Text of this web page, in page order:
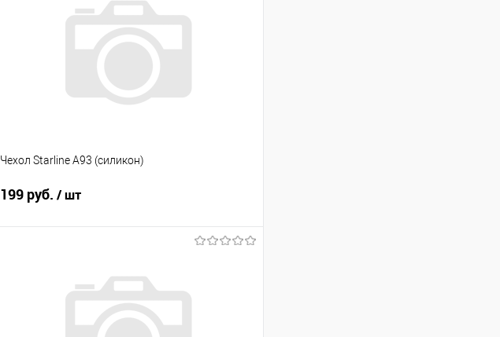
Чехол Starline A93 (силикон)
199 руб. / шт
Купить в 1 клик
Сравнение
Под заказ